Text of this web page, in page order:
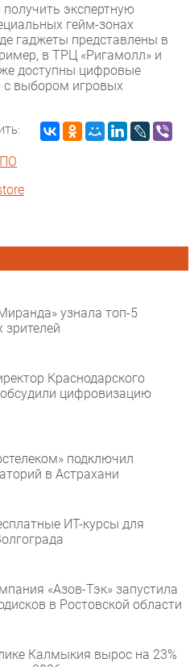
экспертную
гейм-зонах
гаджеты представлены в
в ТРЦ «Ригамолл» и
доступны цифровые
выбором игровых
ПО
узнала топ-5
зрителей
Краснодарского
цифровизацию
подключил
в Астрахани
ИТ-курсы для
«Азов-Тэк» запустила
в Ростовской области
Калмыкия вырос на 23%